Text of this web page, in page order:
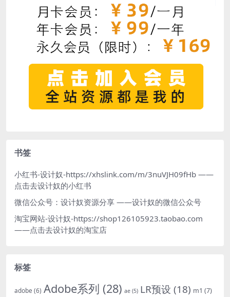
书签
小红书-设计奴-https://xhslink.com/m/3nuVJH09fHb ——
点击去设计奴的小红书
微信公众号：设计奴资源分享 ——设计奴的微信公众号
淘宝网站-设计奴-https://shop126105923.taobao.com
——点击去设计奴的淘宝店
标签
adobe (6) Adobe系列 (28) ae (5) LR预设 (18) m1 (7)